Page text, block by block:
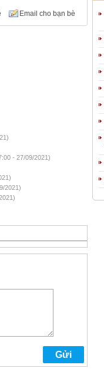
Email cho bạn bè
- 27/09/2021)
2021)